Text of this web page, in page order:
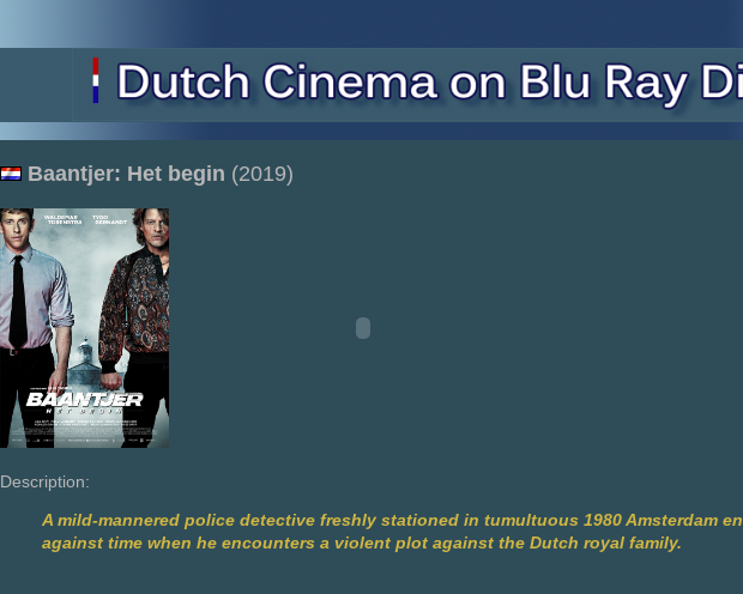
Baantjer: Het begin (2019)
Description:
A mild-mannered police detective freshly stationed in tumultuous 1980 Amsterdam
against time when he encounters a violent plot against the Dutch royal family.